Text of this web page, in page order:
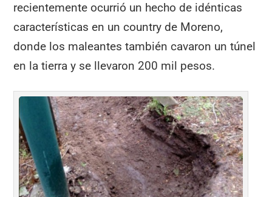
recientemente ocurrió un hecho de idénticas
características en un country de Moreno,
donde los maleantes también cavaron un túnel
en la tierra y se llevaron 200 mil pesos.